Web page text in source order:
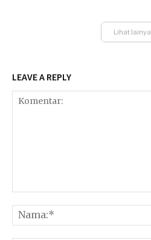
Lihat lainya
LEAVE A REPLY